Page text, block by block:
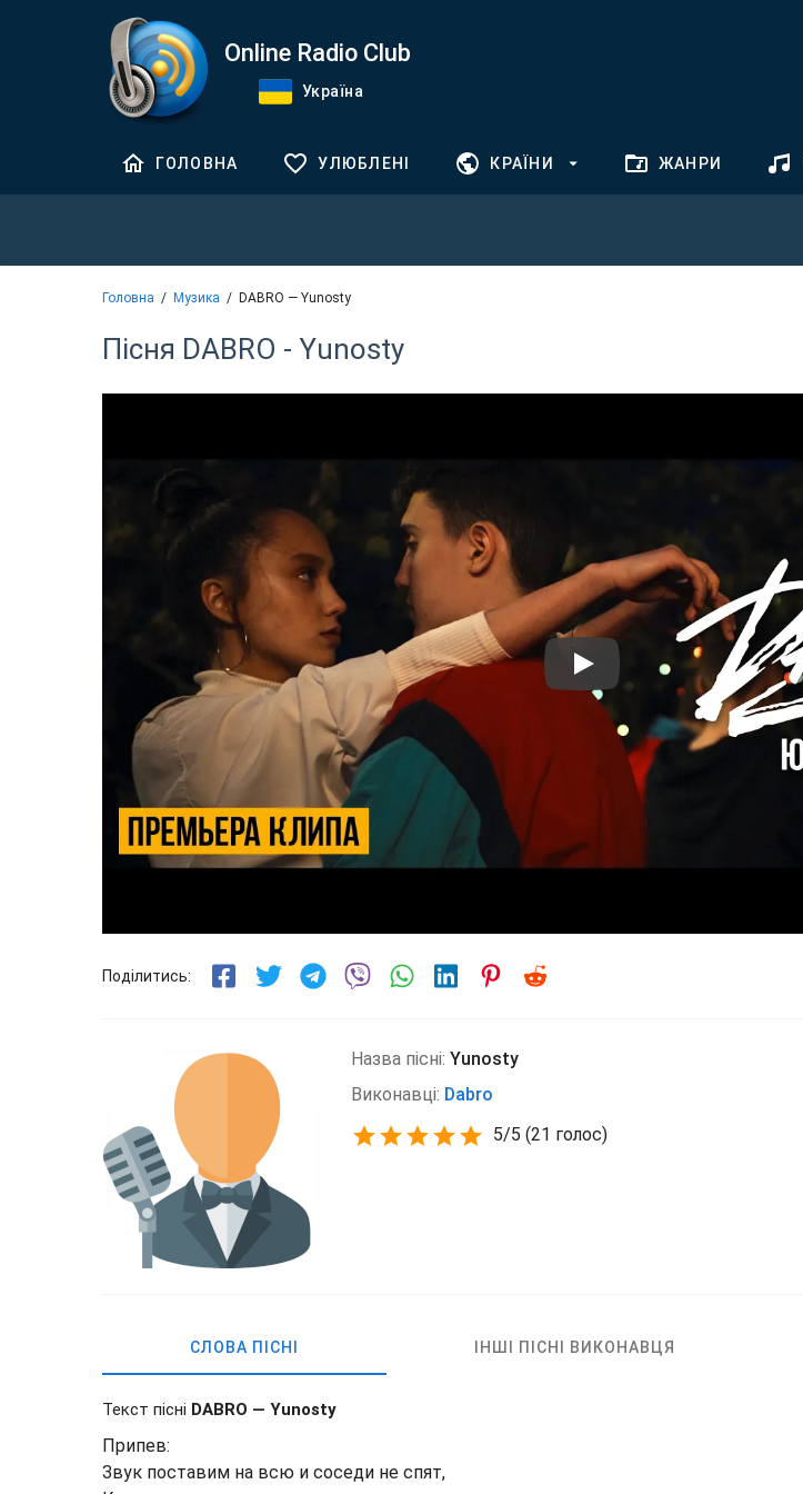
Online Radio Club
Україна
ГОЛОВНА УЛЮБЛЕНІ КРАЇНИ ЖАНРИ
Головна Музика DABRO — Yunosty
Пісня DABRO - Yunosty
Поділитись:
Назва пісні: Yunosty
Виконавці: Dabro
5/5 (21 голос)
СЛОВА ПІСНІ ІНШІ ПІСНІ ВИКОНАВЦЯ
Текст пісні DABRO — Yunosty
Припев:
Звук поставим на всю и соседи не спят,